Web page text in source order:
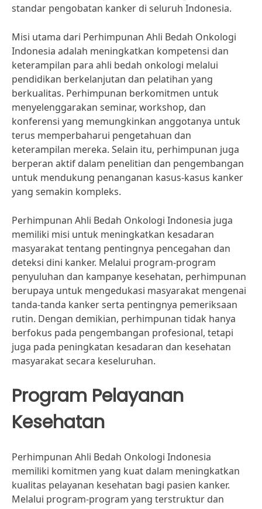
standar pengobatan kanker di seluruh Indonesia.
Misi utama dari Perhimpunan Ahli Bedah Onkologi
Indonesia adalah meningkatkan kompetensi dan
keterampilan para ahli bedah onkologi melalui
pendidikan berkelanjutan dan pelatihan yang
berkualitas. Perhimpunan berkomitmen untuk
menyelenggarakan seminar, workshop, dan
konferensi yang memungkinkan anggotanya untuk
terus memperbaharui pengetahuan dan
keterampilan mereka. Selain itu, perhimpunan juga
berperan aktif dalam penelitian dan pengembangan
untuk mendukung penanganan kasus-kasus kanker
yang semakin kompleks.
Perhimpunan Ahli Bedah Onkologi Indonesia juga
memiliki misi untuk meningkatkan kesadaran
masyarakat tentang pentingnya pencegahan dan
deteksi dini kanker. Melalui program-program
penyuluhan dan kampanye kesehatan, perhimpunan
berupaya untuk mengedukasi masyarakat mengenai
tanda-tanda kanker serta pentingnya pemeriksaan
rutin. Dengan demikian, perhimpunan tidak hanya
berfokus pada pengembangan profesional, tetapi
juga pada peningkatan kesadaran dan kesehatan
masyarakat secara keseluruhan.
Program Pelayanan
Kesehatan
Perhimpunan Ahli Bedah Onkologi Indonesia
memiliki komitmen yang kuat dalam meningkatkan
kualitas pelayanan kesehatan bagi pasien kanker.
Melalui program-program yang terstruktur dan